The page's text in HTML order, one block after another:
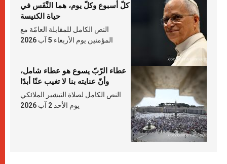
كلّ أسبوع وكلّ يوم، هما النَّفَس في
حياة الكنيسة
النص الكامل للمقابلة العامّة مع
المؤمنين يوم الأربعاء 5 آب 2026
عطاء الرّبّ يسوع هو عطاء شامل،
وأنّ عنايته بنا لا تغيب عنّا أبدًا
النص الكامل لصلاة التبشير الملائكي
يوم الأحد 2 آب 2026